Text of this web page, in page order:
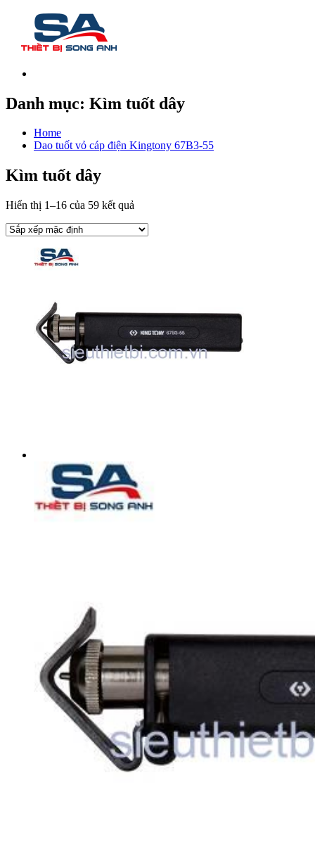
Danh mục: Kìm tuốt dây
Home
Dao tuốt vỏ cáp điện Kingtony 67B3-55
Kìm tuốt dây
Hiển thị 1–16 của 59 kết quả